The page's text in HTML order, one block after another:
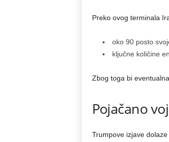
Preko ovog terminala
oko 90 posto
ključne količine
Zbog toga bi
Pojačano
Trumpove izjave